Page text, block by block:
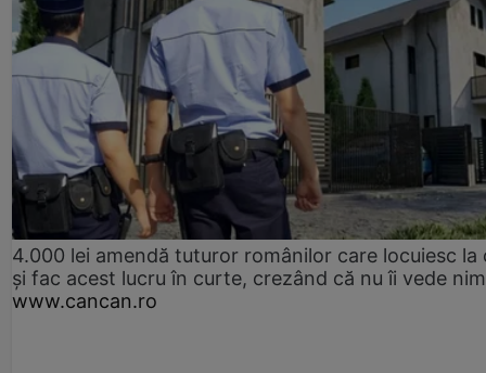
4.000 lei amendă tuturor românilor care locuiesc la
și fac acest lucru în curte, crezând că nu îi vede
www.cancan.ro